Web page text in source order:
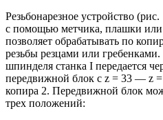
Резьбонарезное устройство
с помощью метчика, плашки или
позволяет обрабатывать по
резьбы резцами или
шпинделя станка I передается
передвижной блок с z = 33 — z
копира 2. Передвижной блок
трех положений: